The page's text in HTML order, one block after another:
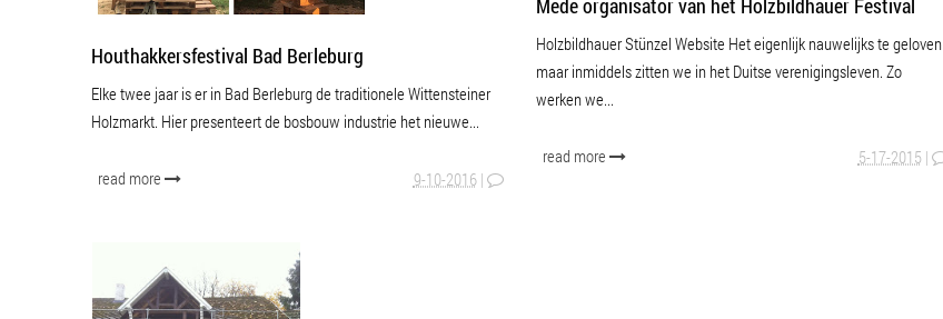
WATER
Houthakkersfestival Bad Berleburg
Elke twee jaar is er in Bad Berleburg de traditionele Wittensteiner
Holzmarkt. Hier presenteert de bosbouw industrie het nieuwe...
read more 9-10-2016 |
Holzbildhauer Stünzel Website Het eigenlijk nauwelijks te geloven
maar inmiddels zitten we in het Duitse verenigingsleven. Zo
werken we...
read more 5-17-2015 |